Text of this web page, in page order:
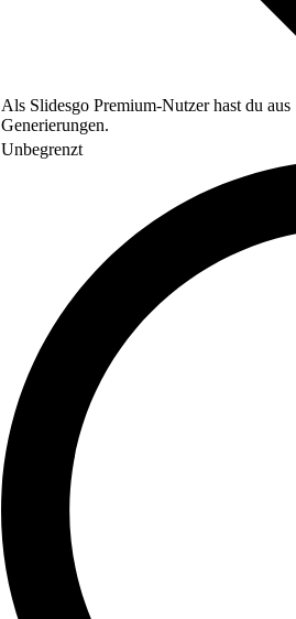
Als Slidesgo Premium-Nutzer hast du
Generierungen.
Unbegrenzt